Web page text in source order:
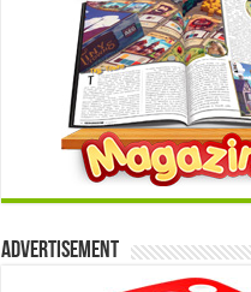
Advertisement